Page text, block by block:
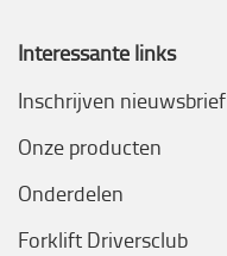
Interessante links
Inschrijven nieuwsbrief
Onze producten
Onderdelen
Forklift Driversclub